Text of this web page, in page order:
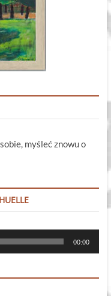
myśleć znowu o
00:00